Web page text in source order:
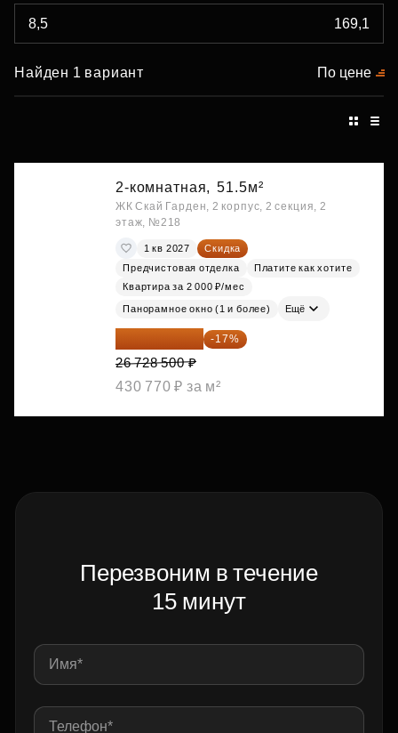
Найден 1 вариант По цене
2-комнатная, 51.5м²
ЖК Скай Гарден, 2 корпус, 2 секция, 2
этаж, №218
1 кв 2027
Скидка
Предчистовая отделка
Платите как хотите
Квартира за 2 000 ₽/мес
Панорамное окно (1 и более) Ещё
22 184 655 ₽ -17%
26 728 500 ₽
430 770 ₽ за м²
Перезвоним в течение
15 минут